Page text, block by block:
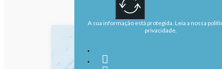
A sua informação está protegida. Leia a nossa
privacidade.